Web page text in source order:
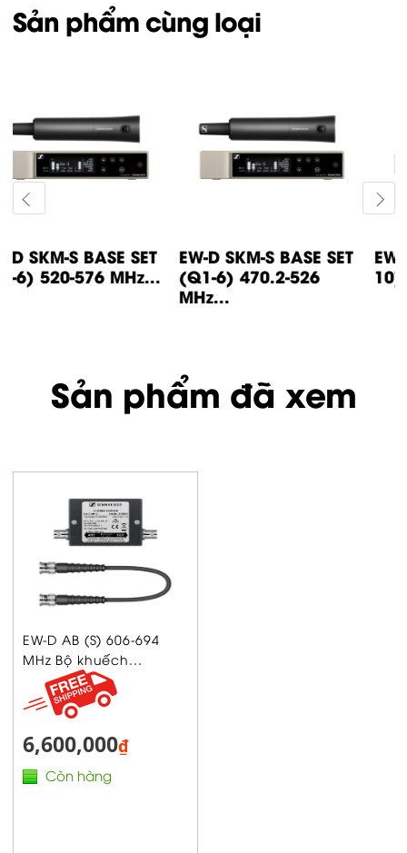
Sản phẩm cùng loại
EW-D SKM-S BASE SET
(Q1-6) 470.2-526
MHz...
EW-D SK BASE SET (S7-
10) 662-693.8 MHz...
Sản phẩm đã xem
EW-D AB (S) 606-694
MHz Bộ khuếch...
6,600,000₫
Còn hàng